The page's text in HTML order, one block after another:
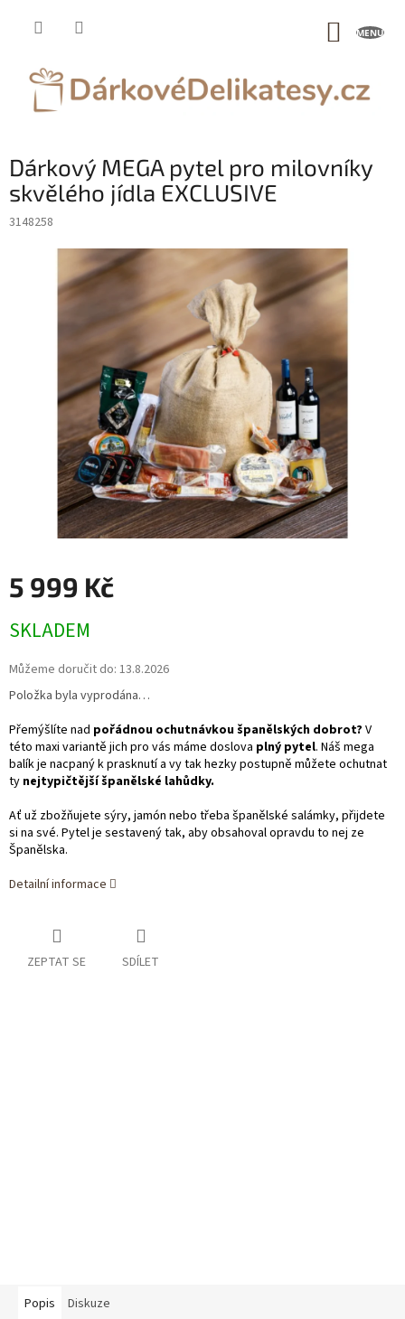
Dárkový MEGA pytel pro milovníky
skvělého jídla EXCLUSIVE
3148258
5 999 Kč
cena:
SKLADEM
Můžeme doručit do: 13.8.2026
Položka byla vyprodána…
Přemýšlíte nad pořádnou ochutnávkou španělských dobrot? V
této maxi variantě jich pro vás máme doslova plný pytel. Náš mega
balík je nacpaný k prasknutí a vy tak hezky postupně můžete ochutnat
ty nejtypičtější španělské lahůdky.
Ať už zbožňujete sýry, jamón nebo třeba španělské salámky, přijdete
si na své. Pytel je sestavený tak, aby obsahoval opravdu to nej ze
Španělska.
Detailní informace
ZEPTAT SE SDÍLET
Popis Diskuze